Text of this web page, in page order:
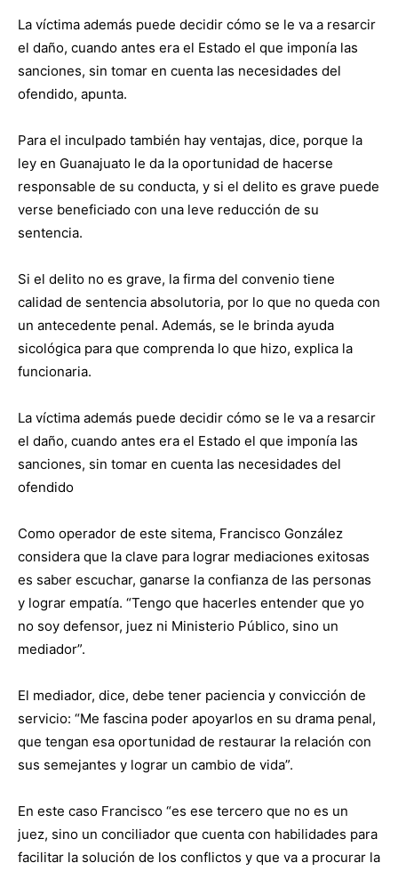
La víctima además puede decidir cómo se le va a resarcir
el daño, cuando antes era el Estado el que imponía las
sanciones, sin tomar en cuenta las necesidades del
ofendido, apunta.
Para el inculpado también hay ventajas, dice, porque la
ley en Guanajuato le da la oportunidad de hacerse
responsable de su conducta, y si el delito es grave puede
verse beneficiado con una leve reducción de su
sentencia.
Si el delito no es grave, la firma del convenio tiene
calidad de sentencia absolutoria, por lo que no queda con
un antecedente penal. Además, se le brinda ayuda
sicológica para que comprenda lo que hizo, explica la
funcionaria.
La víctima además puede decidir cómo se le va a resarcir
el daño, cuando antes era el Estado el que imponía las
sanciones, sin tomar en cuenta las necesidades del
ofendido
Como operador de este sitema, Francisco González
considera que la clave para lograr mediaciones exitosas
es saber escuchar, ganarse la confianza de las personas
y lograr empatía. “Tengo que hacerles entender que yo
no soy defensor, juez ni Ministerio Público, sino un
mediador”.
El mediador, dice, debe tener paciencia y convicción de
servicio: “Me fascina poder apoyarlos en su drama penal,
que tengan esa oportunidad de restaurar la relación con
sus semejantes y lograr un cambio de vida”.
En este caso Francisco “es ese tercero que no es un
juez, sino un conciliador que cuenta con habilidades para
facilitar la solución de los conflictos y que va a procurar la